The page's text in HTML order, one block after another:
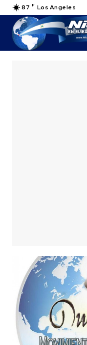
87 F Los Angeles